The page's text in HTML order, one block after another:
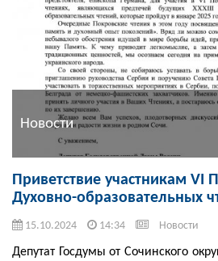
Новости
Приветствие участникам VI
Духовно-образовательных
15.10.2024 14:34 Новости
Депутат Госдумы от Сочинского